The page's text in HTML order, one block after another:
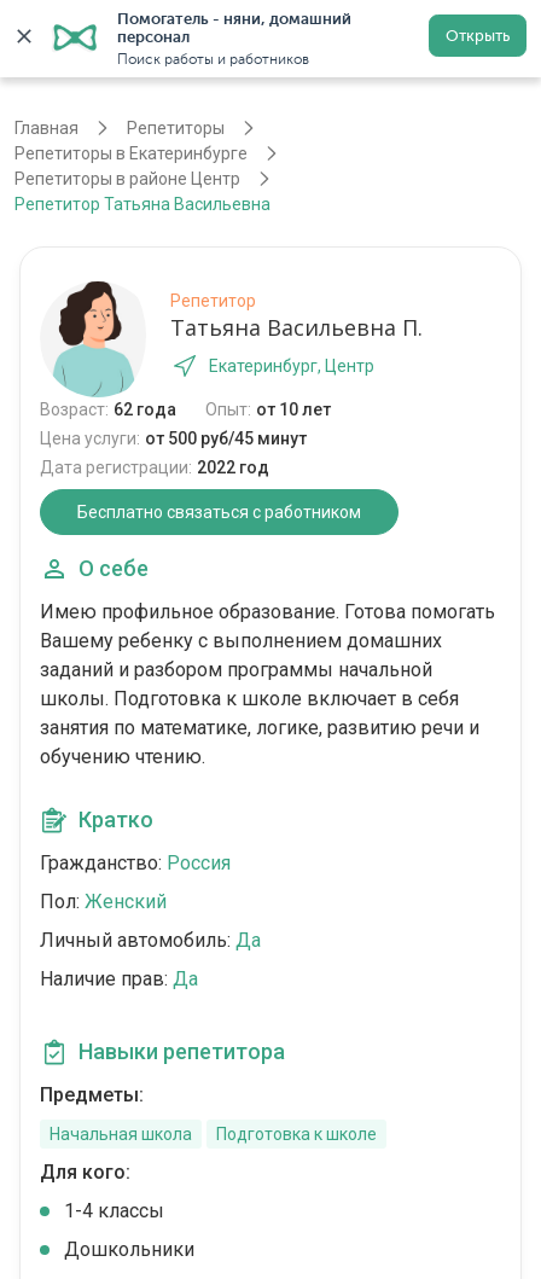
Помогатель - няни, домашний
персонал
Поиск работы и работников
Открыть
Екатеринбург Регистрация
Главная
Репетиторы
Репетиторы в Екатеринбурге
Репетиторы в районе Центр
Репетитор Татьяна Васильевна
Репетитор
Татьяна Васильевна П.
Екатеринбург, Центр
Возраст: 62 года Опыт: от 10 лет
Цена услуги: от 500 руб/45 минут
Дата регистрации: 2022 год
Бесплатно связаться с работником
О себе
Имею профильное образование. Готова помогать
Вашему ребенку с выполнением домашних
заданий и разбором программы начальной
школы. Подготовка к школе включает в себя
занятия по математике, логике, развитию речи и
обучению чтению.
Кратко
Гражданство: Россия
Пол: Женский
Личный автомобиль: Да
Наличие прав: Да
Навыки репетитора
Предметы:
Начальная школа Подготовка к школе
Для кого:
1-4 классы
Дошкольники